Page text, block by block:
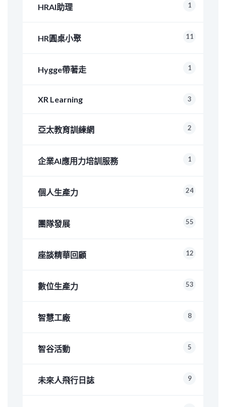
HRAI助理 1
HR圓桌小聚 11
Hygge帶著走 1
XR Learning 3
亞太教育訓練網 2
企業AI應用力培訓服務 1
個人生產力 24
團隊發展 55
座談精華回顧 12
數位生產力 53
智慧工廠 8
智谷活動 5
未來人飛行日誌 9